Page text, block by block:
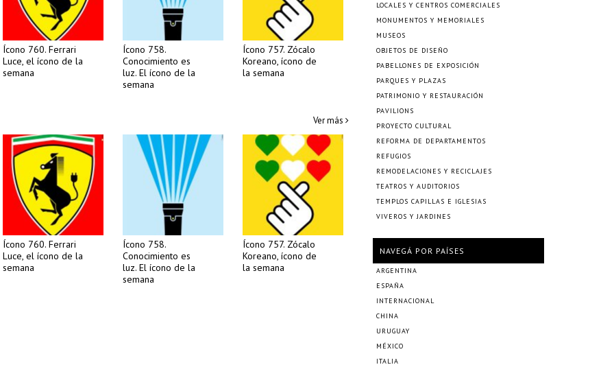
Ícono 760. Ferrari
Luce, el ícono de la
semana
Ícono 758.
Conocimiento es
luz. El ícono de la
semana
Ícono 757. Zócalo
Koreano, ícono de
la semana
Ver más
Ícono 760. Ferrari
Luce, el ícono de la
semana
Ícono 758.
Conocimiento es
luz. El ícono de la
semana
Ícono 757. Zócalo
Koreano, ícono de
la semana
LOCALES Y CENTROS COMERCIALES
MONUMENTOS Y MEMORIALES
MUSEOS
OBJETOS DE DISEÑO
PABELLONES DE EXPOSICIÓN
PARQUES Y PLAZAS
PATRIMONIO Y RESTAURACIÓN
PAVILIONS
PROYECTO CULTURAL
REFORMA DE DEPARTAMENTOS
REFUGIOS
REMODELACIONES Y RECICLAJES
TEATROS Y AUDITORIOS
TEMPLOS CAPILLAS E IGLESIAS
VIVEROS Y JARDINES
NAVEGÁ POR PAÍSES
ARGENTINA
ESPAÑA
INTERNACIONAL
CHINA
URUGUAY
MÉXICO
ITALIA